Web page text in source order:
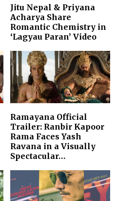
Jitu Nepal & Priyana
Acharya Share
Romantic Chemistry in
‘Lagyau Paran’ Video
Ramayana Official
Trailer: Ranbir Kapoor
Rama Faces Yash
Ravana in a Visually
Spectacular…